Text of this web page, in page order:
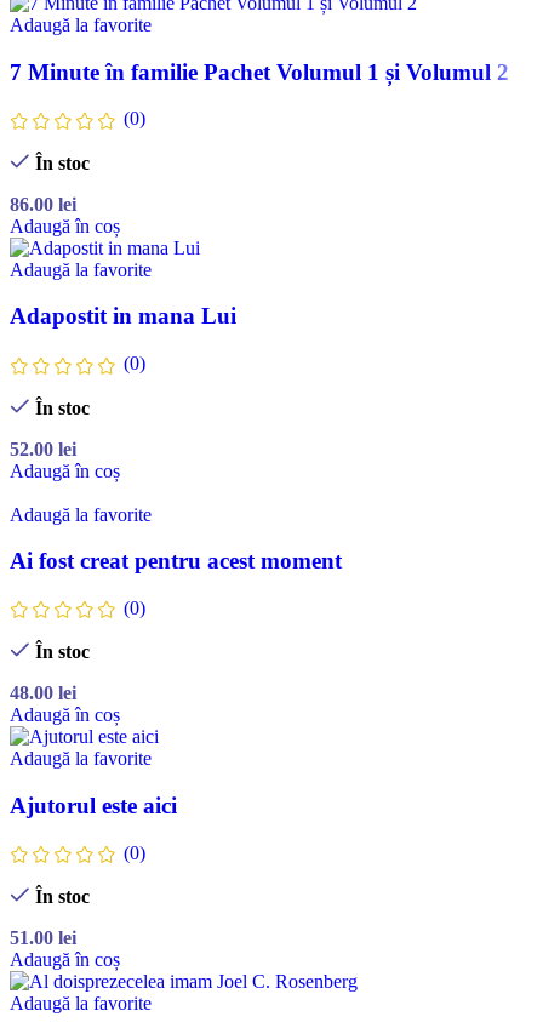
Adaugă la favorite
7 Minute în familie Pachet Volumul 1 și Volumul 2
(0)
În stoc
86.00 lei
Adaugă în coș
Adaugă la favorite
Adapostit in mana Lui
(0)
În stoc
52.00 lei
Adaugă în coș
Adaugă la favorite
Ai fost creat pentru acest moment
(0)
În stoc
48.00 lei
Adaugă în coș
Adaugă la favorite
Ajutorul este aici
(0)
În stoc
51.00 lei
Adaugă în coș
Adaugă la favorite